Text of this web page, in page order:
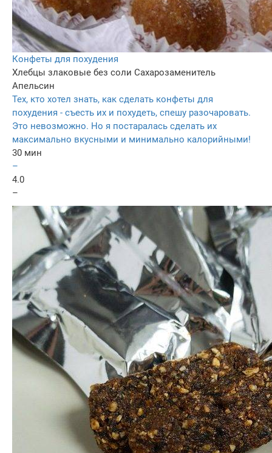
Конфеты для похудения
Хлебцы злаковые без соли Сахарозаменитель
Апельсин
Тех, кто хотел знать, как сделать конфеты для
похудения - съесть их и похудеть, спешу разочаровать.
Это невозможно. Но я постаралась сделать их
максимально вкусными и минимально калорийными!
30 мин
–
4.0
–